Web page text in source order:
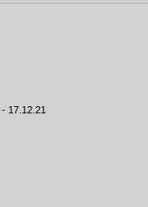
- 17.12.21